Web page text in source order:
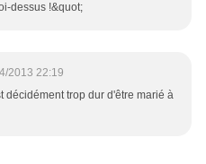
dessus !&quot;
2013 22:19
décidément trop dur d'être marié à